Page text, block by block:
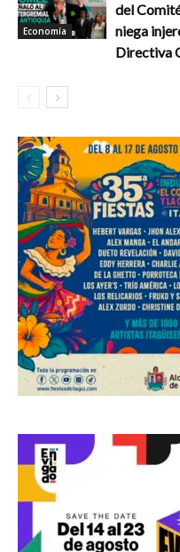
Economía
del
niega
Directiva